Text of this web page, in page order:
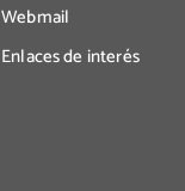
Webmail
Enlaces de interés